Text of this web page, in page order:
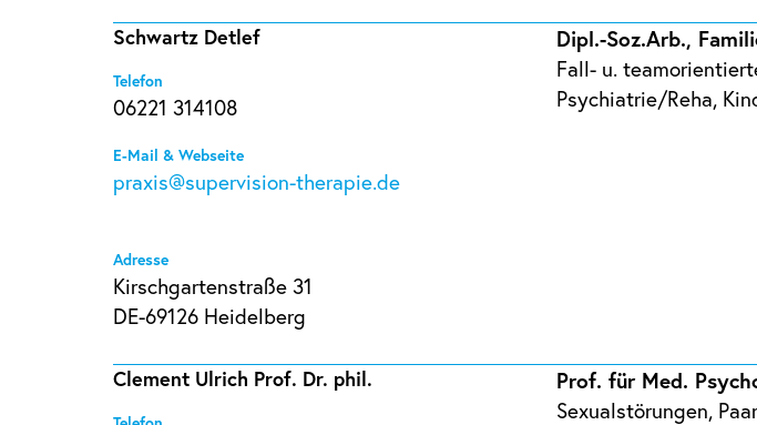
Schwartz Detlef
Telefon
06221 314108
E-Mail & Webseite
praxis@supervision-therapie.de
Adresse
Kirschgartenstraße 31
DE-69126 Heidelberg
Dipl.-Soz.Arb.,
Fall- u.
Psychiatrie/Reha,
Clement Ulrich Prof. Dr. phil.
Prof. für Med.
Sexualstörungen,